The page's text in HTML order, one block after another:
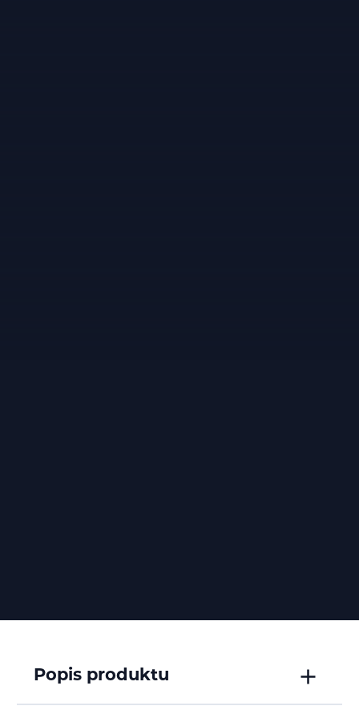
Popis produktu